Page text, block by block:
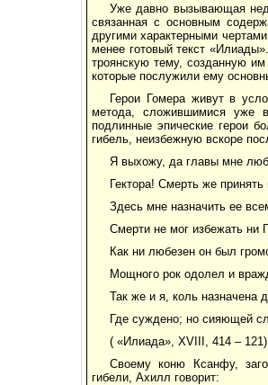
Уже давно вызывающая
связанная с основным
другими характерными
менее готовый текст
троянскую тему, созданную
которые послужили ему
Герои Гомера живут в
метода, сложившимися уже
подлинные эпические герои
гибель, неизбежную вскоре
Я выхожу, да главы мне
Гектора! Смерть же принять
Здесь мне назначить ее
Смерти не мог избежать ни
Как ни любезен он был
Мощного рок одолел и
Так же и я, коль назначена
Где суждено; но сияющей
( «Илиада», XVIII, 414 – 121)
Своему коню Ксанфу,
гибели, Ахилл говорит: